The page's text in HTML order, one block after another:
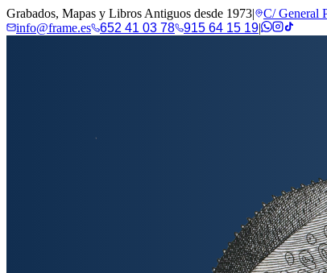
Grabados, Mapas y Libros Antiguos desde 1973|
C/ General
info@frame.es
652 41 03 78 915 64 15 19|